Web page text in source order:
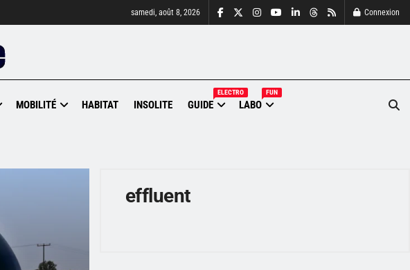
samedi, août 8, 2026 Connexion
MOBILITÉ HABITAT INSOLITE GUIDE
ELECTRO
LABO
FUN
effluent